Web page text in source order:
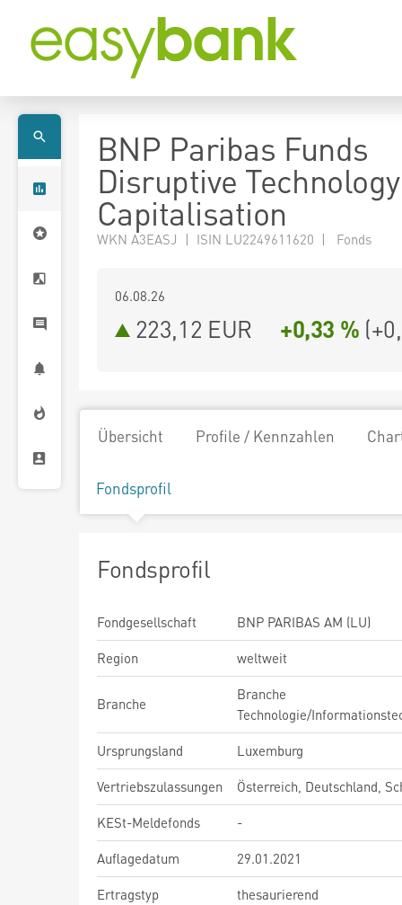
BNP Paribas Funds
Disruptive
Capitalisation
WKN A3EASJ | ISIN LU2249611620 | Fonds
06.08.26
223,12 EUR +0,33 % (
Übersicht Profile / Kennzahlen
Fondsprofil
Fondsprofil
Fondgesellschaft
BNP PARIBAS AM (LU)
Region
weltweit
Branche
Branche
Technologie/
Ursprungsland
Luxemburg
Vertriebszulassungen
Österreich, Deutschland,
KESt-Meldefonds
-
Auflagedatum
29.01.2021
Ertragstyp
thesaurierend